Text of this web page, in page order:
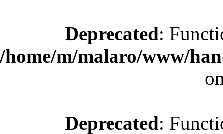
Deprecated:
/home/m/malaro/www/
Deprecated: